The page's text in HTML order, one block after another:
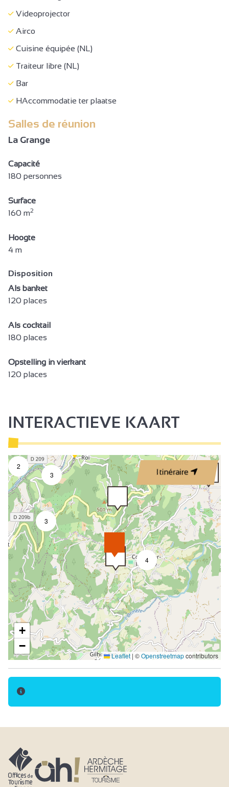
Videoprojector
Airco
Cuisine équipée (NL)
Traiteur libre (NL)
Bar
HAccommodatie ter plaatse
Salles de réunion
La Grange
Capacité
180 personnes
Surface
160 m2
Hoogte
4 m
Disposition
Als banket
120 places
Als cocktail
180 places
Opstelling in vierkant
120 places
INTERACTIEVE KAART
Itinéraire
4
3
2
3
+
−
Leaflet | ©Openstreetmapcontributors